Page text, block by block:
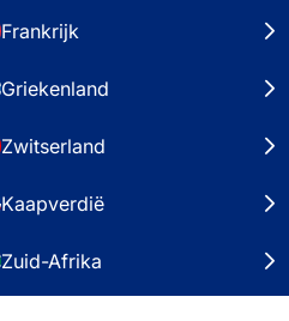
Frankrijk
Griekenland
Zwitserland
Kaapverdië
Zuid-Afrika